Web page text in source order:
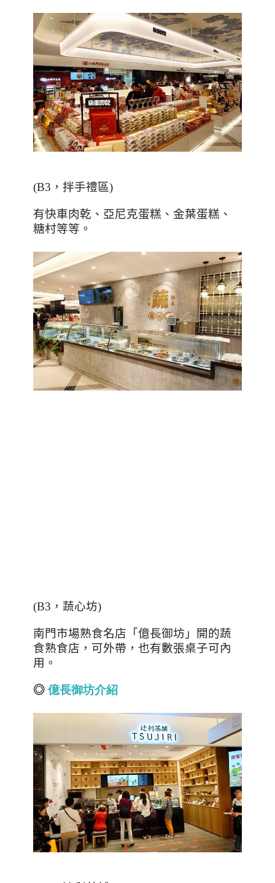
(B3 ，拌手禮區)
有快車肉乾、亞尼克蛋糕、金葉蛋糕、
糖村等等。
(B3，蔬心坊)
南門市場熟食名店「億長御坊」開的蔬
食熟食店，可外帶，也有數張桌子可內
用。
◎ 億長御坊介紹